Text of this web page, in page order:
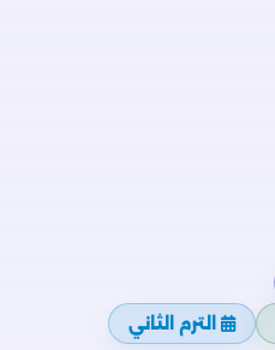
الترم الثاني